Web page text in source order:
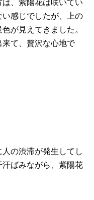
、紫陽花は咲いてい
感じでしたが、上の
が見えてきました。
て、贅沢な心地で
の渋滞が発生してし
ばみながら、紫陽花